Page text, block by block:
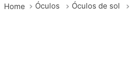
Óculos Óculos de sol